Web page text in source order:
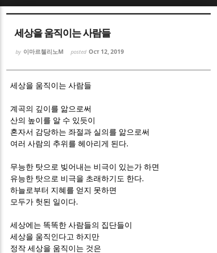
세상을 움직이는 사람들
by 이마르첼리노M posted Oct 12, 2019
세상을 움직이는 사람들
계곡의 깊이를 앎으로써
산의 높이를 알 수 있듯이
혼자서 감당하는 좌절과 실의를 앎으로써
여러 사람의 추위를 헤아리게 된다.
무능한 탓으로 빚어내는 비극이 있는가 하면
유능한 탓으로 비극을 초래하기도 한다.
하늘로부터 지혜를 얻지 못하면
모두가 헛된 일이다.
세상에는 똑똑한 사람들의 집단들이
세상을 움직인다고 하지만
정작 세상을 움직이는 것은
Sketchbook5, 스케치북5
Sketchbook5, 스케치북5
Sketchbook5, 스케치북5
Sketchbook5, 스케치북5